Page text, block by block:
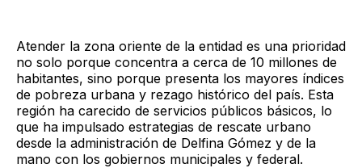
Atender la zona oriente de la entidad es una prioridad
no solo porque concentra a cerca de 10 millones de
habitantes, sino porque presenta los mayores índices
de pobreza urbana y rezago histórico del país. Esta
región ha carecido de servicios públicos básicos, lo
que ha impulsado estrategias de rescate urbano
desde la administración de Delfina Gómez y de la
mano con los gobiernos municipales y federal.